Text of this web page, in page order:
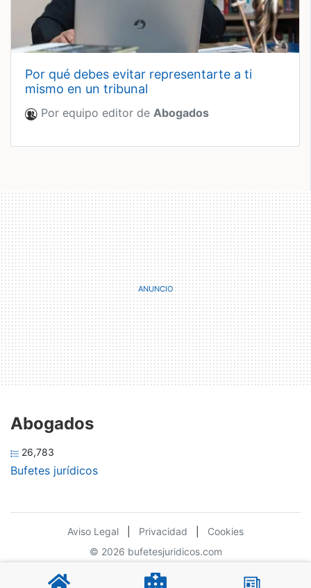
por qué debes evitar representarte a ti
mismo en un tribunal
Por equipo editor de Abogados
Abogados
26,783
Bufetes jurídicos
Aviso Legal Privacidad
Cookies
© 2026 bufetesjuridicos.com